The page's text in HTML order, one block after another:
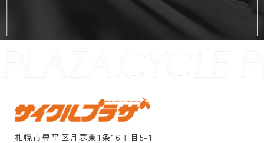
札幌市豊平区月寒東1条16丁目5-1